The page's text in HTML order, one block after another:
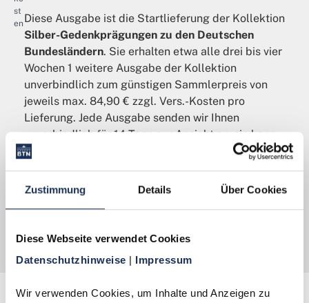
Zustimmung Details Über Cookies
Diese Webseite verwendet Cookies
Datenschutzhinweise | Impressum
Wir verwenden Cookies, um Inhalte und Anzeigen zu
Diese Ausgabe ist die Startlieferung der Kollektion
Silber-Gedenkprägungen zu den Deutschen
Bundesländern. Sie erhalten etwa alle drei bis vier
Wochen 1 weitere Ausgabe der Kollektion
unverbindlich zum günstigen Sammlerpreis von
jeweils max. 84,90 € zzgl. Vers.-Kosten pro
Lieferung. Jede Ausgabe senden wir Ihnen
unverbindlich für 14 Tage zur Ansicht zu, sie kann
innerhalb dieser Zeit garantiert zurückgegeben
von Gründen jederzeit pausieren oder auch ganz
beenden. Probieren Sie es aus, Sie werden
Vorzugspreis ist auf 1 Exemplar je Haushalt